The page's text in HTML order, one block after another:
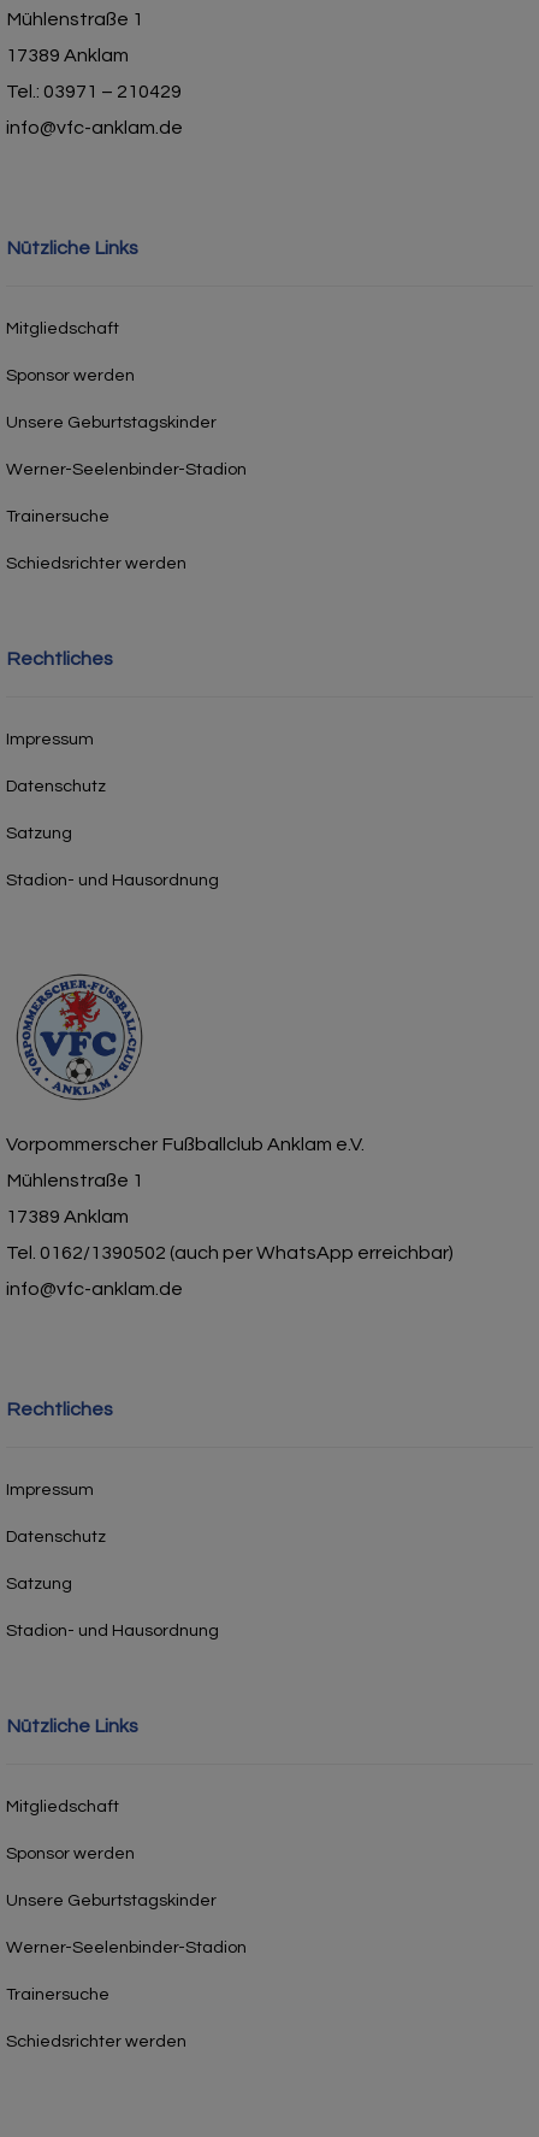
Mühlenstraße 1
17389 Anklam
Tel.: 03971 – 210429
info@vfc-anklam.de
Nützliche Links
Mitgliedschaft
Sponsor werden
Unsere Geburtstagskinder
Werner-Seelenbinder-Stadion
Trainersuche
Schiedsrichter werden
Rechtliches
Impressum
Datenschutz
Satzung
Stadion- und Hausordnung
Vorpommerscher Fußballclub Anklam e.V.
Mühlenstraße 1
17389 Anklam
Tel. 0162/1390502 (auch per WhatsApp erreichbar)
info@vfc-anklam.de
Rechtliches
Impressum
Datenschutz
Satzung
Stadion- und Hausordnung
Nützliche Links
Mitgliedschaft
Sponsor werden
Unsere Geburtstagskinder
Werner-Seelenbinder-Stadion
Trainersuche
Schiedsrichter werden